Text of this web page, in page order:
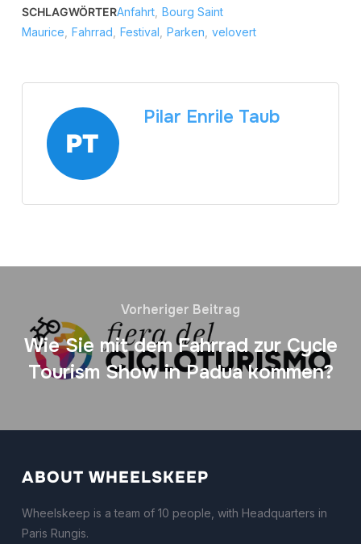
SCHLAGWÖRTERAnfahrt, Bourg Saint
Maurice Fahrrad Festival Parken velovert
Pilar Enrile Taub
Vorheriger Beitrag
Wie Sie mit dem Fahrrad zur Cycle
Tourism Show in Padua kommen?
ABOUT WHEELSKEEP
Wheelskeep is a team of 10 people, with Headquarters in
Paris Rungis.